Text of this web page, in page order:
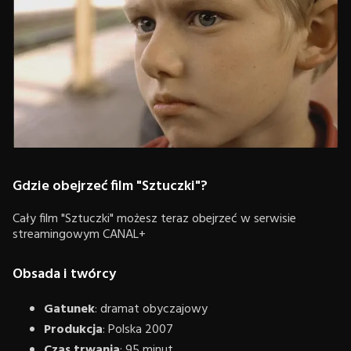
Gdzie obejrzeć film "Sztuczki"?
Cały film "Sztuczki" możesz teraz obejrzeć w serwisie
streamingowym CANAL+
Obsada i twórcy
Gatunek: dramat obyczajowy
Produkcja: Polska 2007